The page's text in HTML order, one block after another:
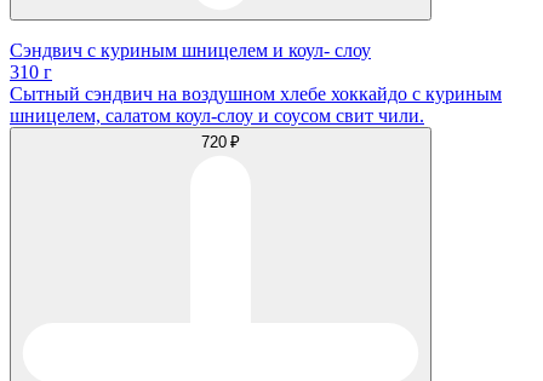
Сэндвич с куриным шницелем и коул- слоу
310 г
Сытный сэндвич на воздушном хлебе хоккайдо с куриным
шницелем, салатом коул-слоу и соусом свит чили.
720 ₽